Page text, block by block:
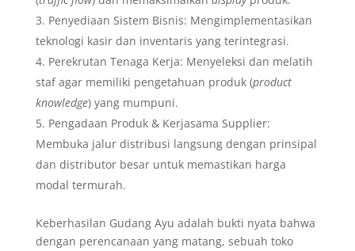
Penyediaan Sistem Bisnis: Mengimplementasikan
teknologi kasir dan inventaris yang terintegrasi.
Perekrutan Tenaga Kerja: Menyeleksi dan melatih
staf agar memiliki pengetahuan produk (product
knowledge) yang mumpuni.
Pengadaan Produk & Kerjasama Supplier:
Membuka jalur distribusi langsung dengan prinsipal
dan distributor besar untuk memastikan harga
modal termurah.
Keberhasilan Gudang Ayu adalah bukti nyata bahwa
dengan perencanaan yang matang, sebuah toko